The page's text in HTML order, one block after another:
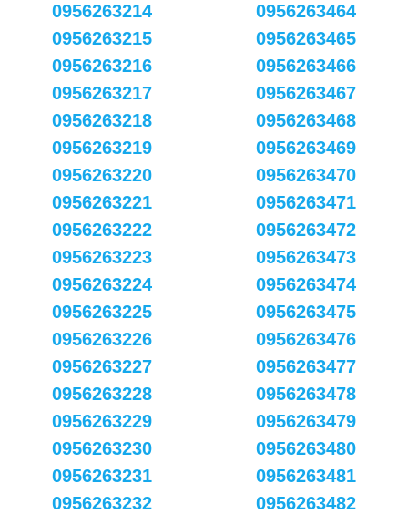
0956263214
0956263215
0956263216
0956263217
0956263218
0956263219
0956263220
0956263221
0956263222
0956263223
0956263224
0956263225
0956263226
0956263227
0956263228
0956263229
0956263230
0956263231
0956263232
0956263464
0956263465
0956263466
0956263467
0956263468
0956263469
0956263470
0956263471
0956263472
0956263473
0956263474
0956263475
0956263476
0956263477
0956263478
0956263479
0956263480
0956263481
0956263482